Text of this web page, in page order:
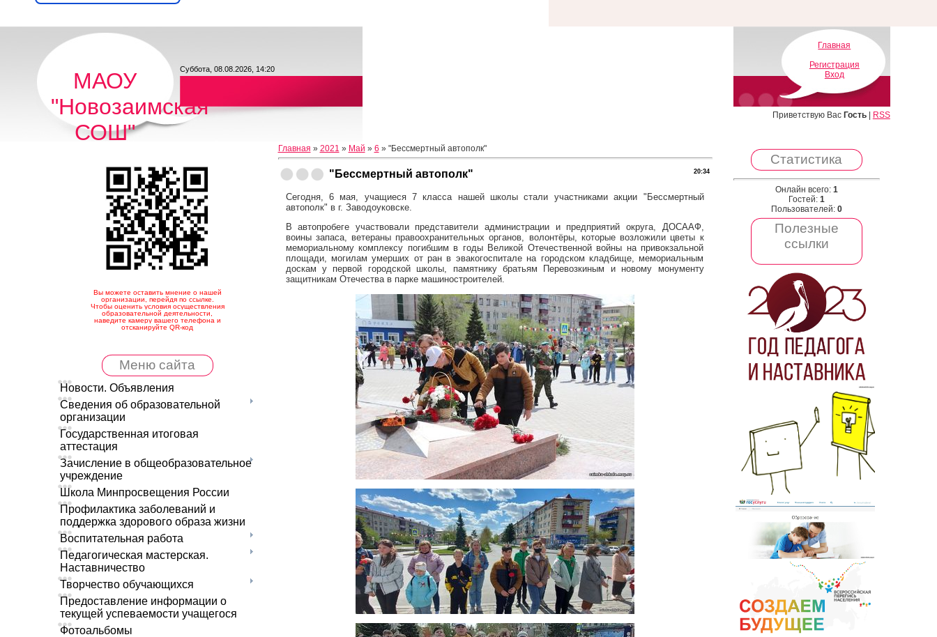
МАОУ
"Новозаимская
СОШ"
Суббота, 08.08.2026, 14:20
Главная
Регистрация
Вход
Приветствую Вас Гость| RSS
Вы можете оставить мнение о нашей
организации, перейдя по ссылке.
Чтобы оценить условия осуществления
образовательной деятельности,
наведите камеру вашего телефона и
отсканируйте QR-код
Меню сайта
Новости. Объявления
Сведения об образовательной
организации
Государственная итоговая
аттестация
Зачисление в общеобразовательное
учреждение
Школа Минпросвещения России
Профилактика заболеваний и
поддержка здорового образа жизни
Воспитательная работа
Педагогическая мастерская.
Наставничество
Творчество обучающихся
Предоставление информации о
текущей успеваемости учащегося
Фотоальбомы
Главная » 2021 » Май » 6 » "Бессмертный автополк"
20:34
"Бессмертный автополк"
Сегодня, 6 мая, учащиеся 7 класса нашей школы стали участниками акции "Бессмертный
автополк" в г. Заводоуковске.
В автопробеге участвовали представители администрации и предприятий округа, ДОСААФ,
воины запаса, ветераны правоохранительных органов, волонтёры, которые возложили цветы к
мемориальному комплексу погибшим в годы Великой Отечественной войны на привокзальной
площади, могилам умерших от ран в эвакогоспитале на городском кладбище, мемориальным
доскам у первой городской школы, памятнику братьям Перевозкиным и новому монументу
защитникам Отечества в парке машиностроителей.
Статистика
Онлайн всего: 1
Гостей: 1
Пользователей: 0
Полезные
ссылки